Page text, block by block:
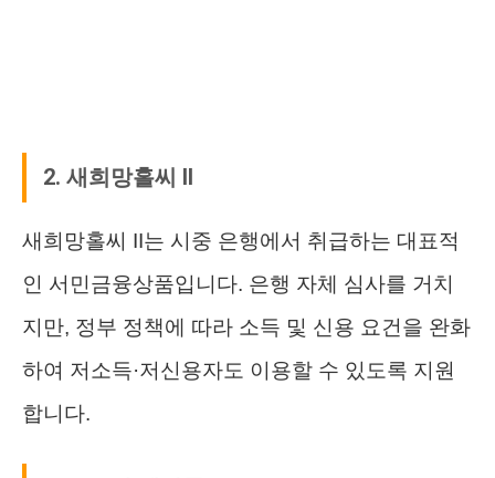
2. 새희망홀씨 II
새희망홀씨 II는 시중 은행에서 취급하는 대표적
인 서민금융상품입니다. 은행 자체 심사를 거치
지만, 정부 정책에 따라 소득 및 신용 요건을 완화
하여 저소득·저신용자도 이용할 수 있도록 지원
합니다.